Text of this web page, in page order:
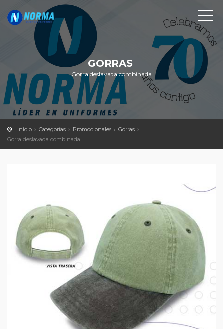
GORRAS
Gorra deslavada combinada
Inicio Categorías Promocionales
Gorras
Gorra deslavada combinada